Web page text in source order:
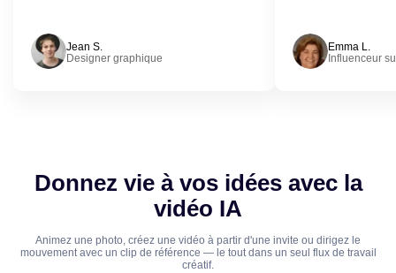
Jean S.
Designer graphique
Emma L.
Influenceur
Donnez vie à vos idées avec la
vidéo IA
Animez une photo, créez une vidéo à partir d'une invite ou dirigez le
mouvement avec un clip de référence — le tout dans un seul flux de travail
créatif.